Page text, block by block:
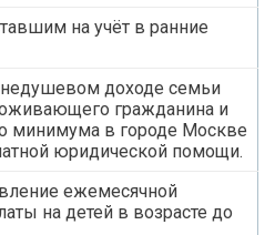
на учёт в ранние
доходе семьи
гражданина и
минимума в городе Москве
юридической помощи.
ежемесячной
на детей в возрасте до